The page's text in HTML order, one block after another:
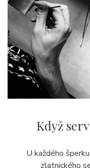
Když
U každého
zlatnického